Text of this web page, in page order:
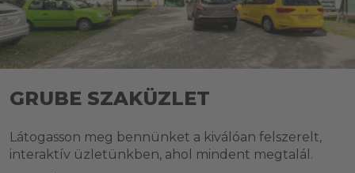
GRUBE SZAKÜZLET
Látogasson meg bennünket a kiválóan felszerelt,
interaktív üzletünkben, ahol mindent megtalál.